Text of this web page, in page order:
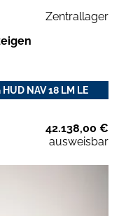
Zentrallager
NAV 18 LM LE
42.138,00 €
ausweisbar